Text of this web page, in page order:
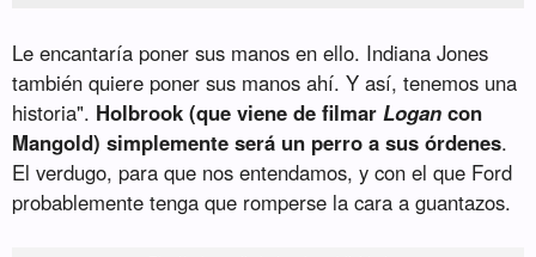
Le encantaría poner sus manos en ello. Indiana Jones
también quiere poner sus manos ahí. Y así, tenemos una
historia". Holbrook (que viene de filmarLogan con
Mangold) simplemente será un perro a sus órdenes.
El verdugo, para que nos entendamos, y con el que Ford
probablemente tenga que romperse la cara a guantazos.